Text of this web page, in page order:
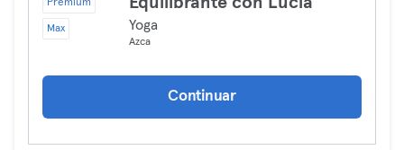
Premium
Max Yoga
Azca
Continuar